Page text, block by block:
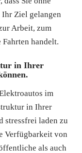
Ihr Ziel gelangen
Arbeit, zum
handelt.
in Ihrer
im
in Ihrer
stressfrei laden zu
Verfügbarkeit von
als auch